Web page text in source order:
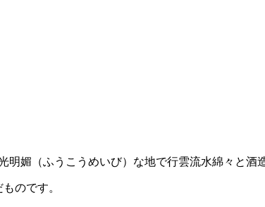
媚（ふうこうめいび）な地で行雲流水綿々と酒
のです。